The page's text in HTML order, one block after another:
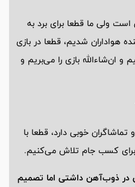
ولی ما قطعا برای برد به
هواداران شدیم، قطعا در بازی
و ان‌شاءالله بازی را می‌بریم و
خوبی دارد، قطعا با
کسب جام تلاش می‌کنیم.
در ذوب‌آهن داشتی اما تصمیم